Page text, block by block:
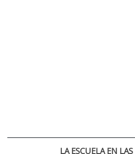
LA ESCUELA EN LAS